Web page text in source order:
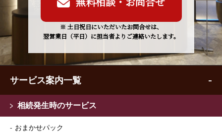
※ 土日祝日にいただいたお問合せは、
翌営業日（平日）に担当者よりご連絡いたします。
サービス案内一覧
相続発生時のサービス
おまかせパック